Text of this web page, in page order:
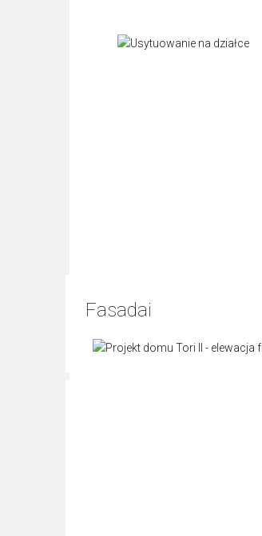
Fasadai